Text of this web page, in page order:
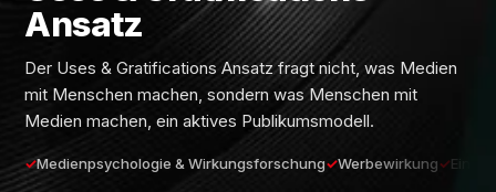
Ansatz
Der Uses & Gratifications Ansatz fragt nicht, was Medien
mit Menschen machen, sondern was Menschen mit
Medien machen, ein aktives Publikumsmodell.
Medienpsychologie & Wirkungsforschung Werbewirkung